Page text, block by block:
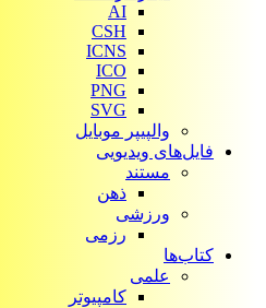
AI
CSH
ICNS
ICO
PNG
SVG
والپیپر موبایل
فایل‌های ویدیویی
مستند
ذهن
ورزشی
رزمی
کتاب‌ها
علمی
کامپیوتر